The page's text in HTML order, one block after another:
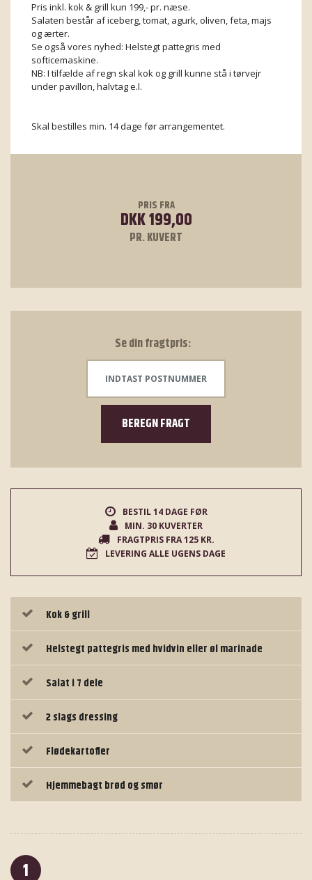
Pris inkl. kok & grill kun 199,- pr. næse.
Salaten består af iceberg, tomat, agurk, oliven, feta, majs
og ærter.
Se også vores nyhed: Helstegt pattegris med
softicemaskine.
NB: I tilfælde af regn skal kok og grill kunne stå i tørvejr
under pavillon, halvtag e.l.
Skal bestilles min. 14 dage før arrangementet.
PRIS FRA
DKK 199,00
PR. KUVERT
Se din fragtpris:
BEREGN FRAGT
BESTIL 14 DAGE FØR
MIN. 30 KUVERTER
FRAGTPRIS FRA 125 KR.
LEVERING ALLE UGENS DAGE
Kok & grill
Helstegt pattegris med hvidvin eller øl marinade
Salat i 7 dele
2 slags dressing
Flødekartofler
Hjemmebagt brød og smør
1